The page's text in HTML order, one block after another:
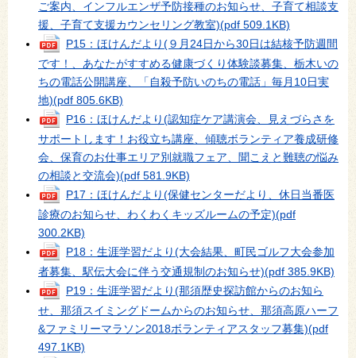
ご案内、インフルエンザ予防接種のお知らせ、子育て相談支
援、子育て支援カウンセリング教室)(pdf 509.1KB)
P15：ほけんだより(９月24日から30日は結核予防週間
です！、あなたがすすめる健康づくり体験談募集、栃木いの
ちの電話公開講座、「自殺予防いのちの電話」毎月10日実
地)(pdf 805.6KB)
P16：ほけんだより(認知症ケア講演会、見えづらさを
サポートします！お役立ち講座、傾聴ボランティア養成研修
会、保育のお仕事エリア別就職フェア、聞こえと難聴の悩み
の相談と交流会)(pdf 581.9KB)
P17：ほけんだより(保健センターだより、休日当番医
診療のお知らせ、わくわくキッズルームの予定)(pdf
300.2KB)
P18：生涯学習だより(大会結果、町民ゴルフ大会参加
者募集、駅伝大会に伴う交通規制のお知らせ)(pdf 385.9KB)
P19：生涯学習だより(那須歴史探訪館からのお知ら
せ、那須スイミングドームからのお知らせ、那須高原ハーフ
&ファミリーマラソン2018ボランティアスタッフ募集)(pdf
497.1KB)